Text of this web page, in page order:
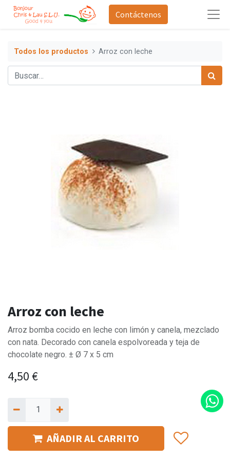
Contáctenos
Todos los productos Arroz con leche
Arroz con leche
Arroz bomba cocido en leche con limón y canela, mezclado
con nata. Decorado con canela espolvoreada y teja de
chocolate negro. ± Ø 7 x 5 cm
4,50 €
AÑADIR AL CARRITO